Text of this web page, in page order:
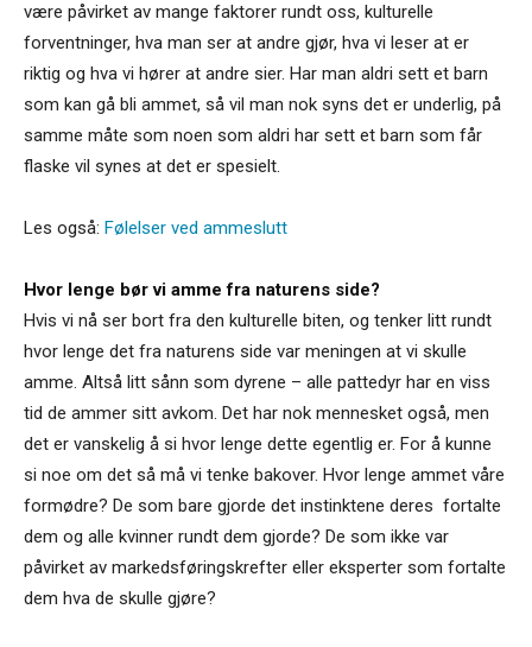
være påvirket av mange faktorer rundt oss, kulturelle
forventninger, hva man ser at andre gjør, hva vi leser at er
riktig og hva vi hører at andre sier. Har man aldri sett et barn
som kan gå bli ammet, så vil man nok syns det er underlig, på
samme måte som noen som aldri har sett et barn som får
flaske vil synes at det er spesielt.
Les også: Følelser ved ammeslutt
Hvor lenge bør vi amme fra naturens side?
Hvis vi nå ser bort fra den kulturelle biten, og tenker litt rundt
hvor lenge det fra naturens side var meningen at vi skulle
amme. Altså litt sånn som dyrene – alle pattedyr har en viss
tid de ammer sitt avkom. Det har nok mennesket også, men
det er vanskelig å si hvor lenge dette egentlig er. For å kunne
si noe om det så må vi tenke bakover. Hvor lenge ammet våre
formødre? De som bare gjorde det instinktene deres fortalte
dem og alle kvinner rundt dem gjorde? De som ikke var
påvirket av markedsføringskrefter eller eksperter som fortalte
dem hva de skulle gjøre?